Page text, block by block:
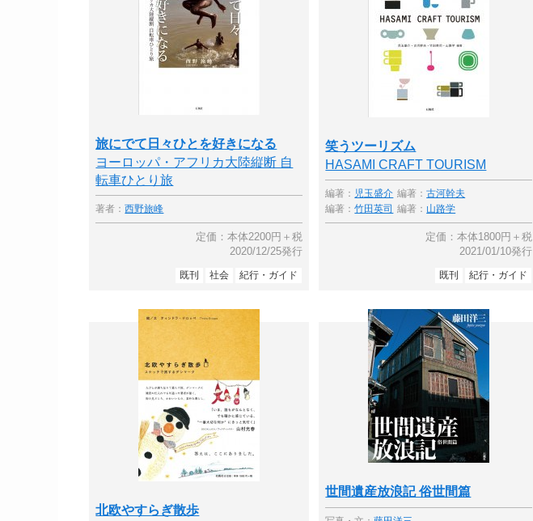
旅にでて日々ひとを好きになる
ヨーロッパ・アフリカ大陸縦断 自
転車ひとり旅
著者：西野旅峰
定価：本体2200円＋税
2020/12/25発行
既刊 社会 紀行・ガイド
笑うツーリズム
HASAMI CRAFT TOURISM
編著： 児玉盛介 編著：古河幹夫
編著：竹田英司 編著： 山路学
定価：本体1800円＋税
2021/01/10発行
既刊 紀行・ガイド
北欧やすらぎ散歩
世間遺産放浪記 俗世間篇